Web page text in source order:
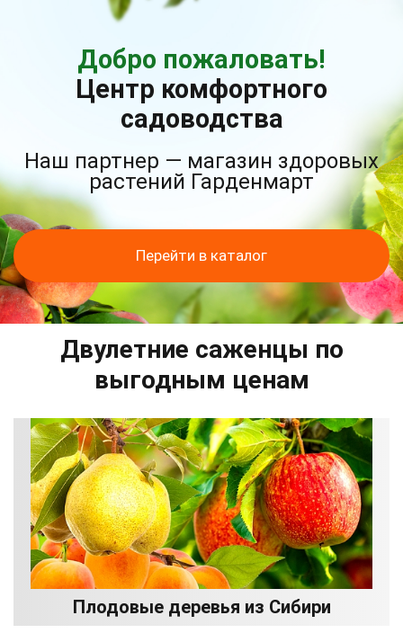
Добро пожаловать!
Центр комфортного
садоводства
Наш партнер — магазин здоровых
растений Гарденмарт
Перейти в каталог
Двулетние саженцы по
выгодным ценам
Плодовые деревья из Сибири